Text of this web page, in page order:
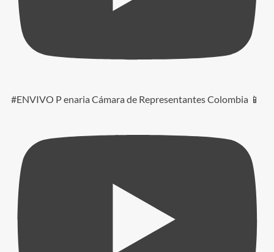
#ENVIVO P enaria Cámara de Representantes Colombia 📱